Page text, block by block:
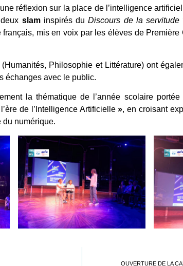
réflexion sur la place de l’intelligence
slaminspirés duDiscours de la servitude
mis en voix par les élèves de Première
Philosophie et Littérature) ont
échanges avec le public.
la thématique de l’année scolaire portée
de l’Intelligence Artificielle», en croisant
du numérique.
OUVERTURE DE LA